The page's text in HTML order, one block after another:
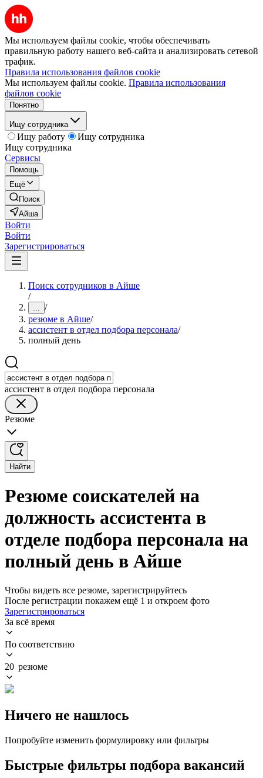
Мы используем файлы cookie, чтобы обеспечивать
правильную работу нашего веб-сайта и анализировать сетевой
трафик.
Правила использования файлов cookie
Мы используем файлы cookie. Правила использования
файлов cookie
Понятно
Ищу сотрудника
Ищу работу
Ищу сотрудника
Ищу сотрудника
Сервисы
Помощь
Ещё
Поиск
Айша
Войти
Войти
Зарегистрироваться
Поиск сотрудников в Айше
/
... /
резюме в Айше/
ассистент в отдел подбора персонала/
полный день
ассистент в отдел подбора персонала
Резюме
Найти
Резюме соискателей на
должность ассистента в
отделе подбора персонала на
полный день в Айше
Чтобы видеть все резюме, зарегистрируйтесь
После регистрации покажем ещё 1 и откроем фото
Зарегистрироваться
За всё время
По соответствию
20 резюме
Ничего не нашлось
Попробуйте изменить формулировку или фильтры
Быстрые фильтры подбора вакансий